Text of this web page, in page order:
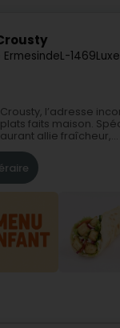
ErmesindeL-1469
l’adresse
faits maison.
allie fraîcheur,...